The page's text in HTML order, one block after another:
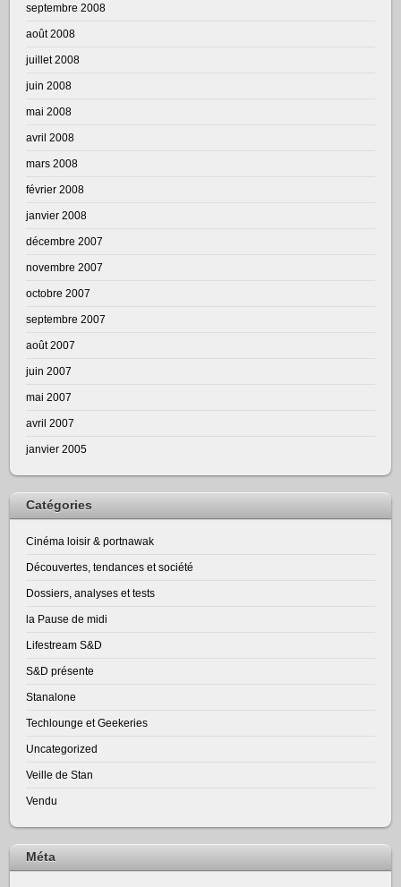
septembre 2008
août 2008
juillet 2008
juin 2008
mai 2008
avril 2008
mars 2008
février 2008
janvier 2008
décembre 2007
novembre 2007
octobre 2007
septembre 2007
août 2007
juin 2007
mai 2007
avril 2007
janvier 2005
Catégories
Cinéma loisir & portnawak
Découvertes, tendances et société
Dossiers, analyses et tests
la Pause de midi
Lifestream S&D
S&D présente
Stanalone
Techlounge et Geekeries
Uncategorized
Veille de Stan
Vendu
Méta